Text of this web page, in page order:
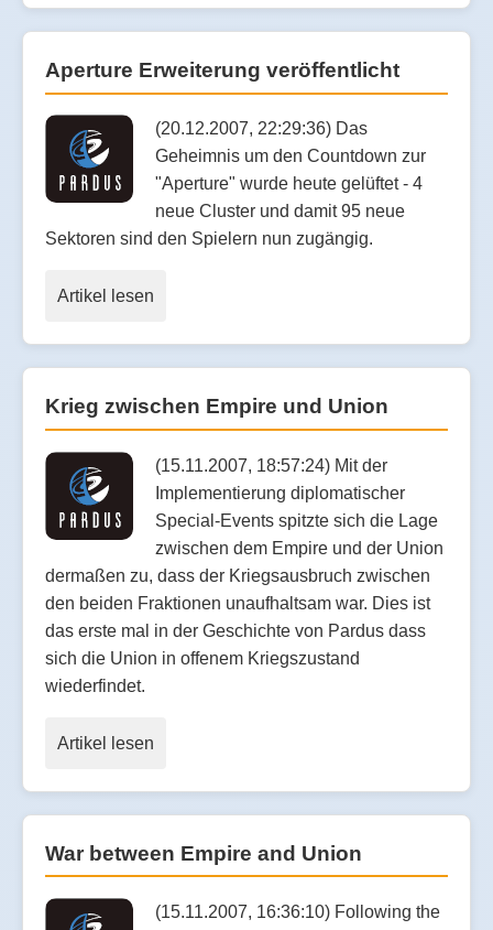
Aperture Erweiterung veröffentlicht
(20.12.2007, 22:29:36) Das
Geheimnis um den Countdown zur
"Aperture" wurde heute gelüftet - 4
neue Cluster und damit 95 neue
Sektoren sind den Spielern nun zugängig.
Artikel lesen
Krieg zwischen Empire und Union
(15.11.2007, 18:57:24) Mit der
Implementierung diplomatischer
Special-Events spitzte sich die Lage
zwischen dem Empire und der Union
dermaßen zu, dass der Kriegsausbruch zwischen
den beiden Fraktionen unaufhaltsam war. Dies ist
das erste mal in der Geschichte von Pardus dass
sich die Union in offenem Kriegszustand
wiederfindet.
Artikel lesen
War between Empire and Union
(15.11.2007, 16:36:10) Following the